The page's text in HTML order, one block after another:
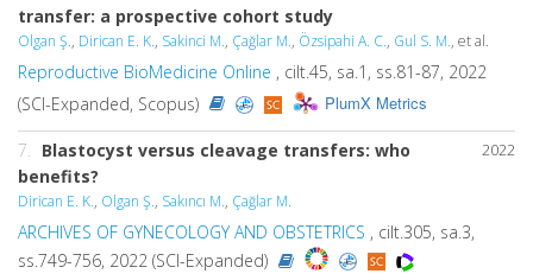
transfer: a prospective cohort study
Olgan Ş., Dirican E. K., Sakinci M., Çağlar M., Özsipahi A. C., Gul S. M., et al.
Reproductive BioMedicine Online , cilt.45, sa.1, ss.81-87, 2022
(SCI-Expanded, Scopus)
PlumX Metrics
2022
7.
Blastocyst versus cleavage transfers: who
benefits?
Dirican E. K., Olgan Ş., Sakıncı M., Çağlar M.
ARCHIVES OF GYNECOLOGY AND OBSTETRICS , cilt.305, sa.3,
ss.749-756, 2022 (SCI-Expanded)